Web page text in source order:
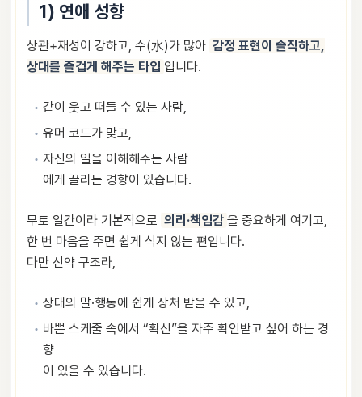
1) 연애 성향
상관+재성이 강하고, 수(水)가 많아 감정 표현이 솔직하고,
상대를 즐겁게 해주는 타입 입니다.
같이 웃고 떠들 수 있는 사람,
유머 코드가 맞고,
자신의 일을 이해해주는 사람
에게 끌리는 경향이 있습니다.
무토 일간이라 기본적으로 의리·책임감 을 중요하게 여기고,
한 번 마음을 주면 쉽게 식지 않는 편입니다.
다만 신약 구조라,
상대의 말·행동에 쉽게 상처 받을 수 있고,
바쁜 스케줄 속에서 “확신”을 자주 확인받고 싶어 하는 경
향
이 있을 수 있습니다.